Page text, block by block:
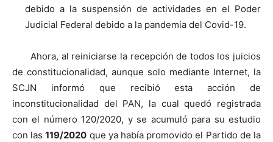
debido a la suspensión de actividades en el Poder
Judicial Federal debido a la pandemia del Covid-19.
Ahora, al reiniciarse la recepción de todos los juicios
de constitucionalidad, aunque solo mediante Internet, la
SCJN informó que recibió esta acción de
inconstitucionalidad del PAN, la cual quedó registrada
con el número 120/2020, y se acumuló para su estudio
con las119/2020 que ya había promovido el Partido de la